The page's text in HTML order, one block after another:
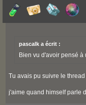
pascalk a écrit :
Bien vu d'avoir pensé à
Tu avais pu suivre le
j'aime quand himself parle